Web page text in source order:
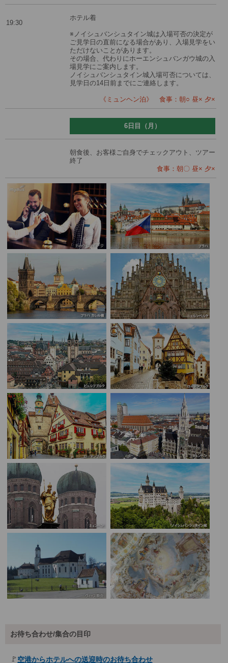
19:30
ホテル着
※ノイシュバンシュタイン城は入場可否の決定が
ご見学日の直前になる場合があり、入場見学をい
ただけないことがあります。
その場合、代わりにホーエンシュバンガウ城の入
場見学にご案内します。
ノイシュバンシュタイン城入場可否については、
見学日の14日前までにご連絡します。
《ミュンヘン泊》 食事：朝○ 昼× 夕×
6日目（月）
朝食後、お客様ご自身でチェックアウト、ツアー
終了
食事：朝〇 昼× 夕×
お待ち合わせ/集合の目印
🚩空港からホテルへの送迎時のお待ち合わせ